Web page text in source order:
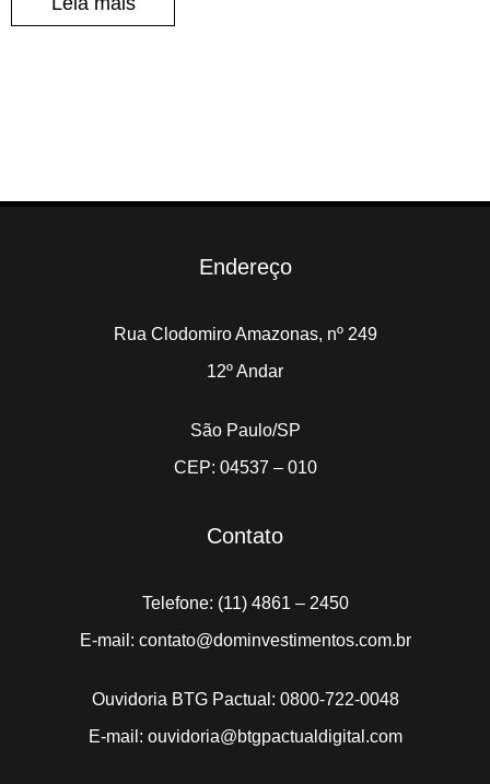
Endereço
Rua Clodomiro Amazonas, nº 249
12º Andar
São Paulo/SP
CEP: 04537 – 010
Contato
Telefone: (11) 4861 – 2450
E-mail: contato@dominvestimentos.com.br
Ouvidoria BTG Pactual: 0800-722-0048
E-mail: ouvidoria@btgpactualdigital.com